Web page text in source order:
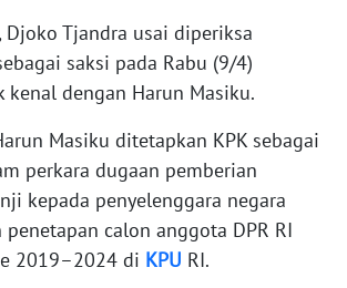
Djoko Tjandra usai diperiksa
saksi pada Rabu (9/4)
kenal dengan Harun Masiku.
Masiku ditetapkan KPK sebagai
perkara dugaan pemberian
kepada penyelenggara negara
calon anggota DPR RI
2019–2024 di KPU RI.